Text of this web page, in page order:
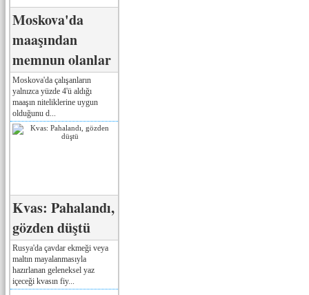
Moskova'da
maaşından
memnun olanlar
Moskova'da çalışanların
yalnızca yüzde 4'ü aldığı
maaşın niteliklerine uygun
olduğunu d...
Kvas: Pahalandı,
gözden düştü
Rusya'da çavdar ekmeği veya
maltın mayalanmasıyla
hazırlanan geleneksel yaz
içeceği kvasın fiy...